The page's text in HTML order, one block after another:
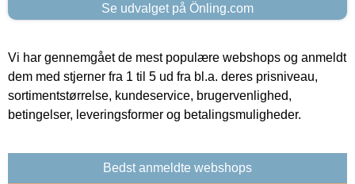
Se udvalget på Önling.com
Vi har gennemgået de mest populære webshops og anmeldt
dem med stjerner fra 1 til 5 ud fra bl.a. deres prisniveau,
sortimentstørrelse, kundeservice, brugervenlighed,
betingelser, leveringsformer og betalingsmuligheder.
Bedst anmeldte webshops